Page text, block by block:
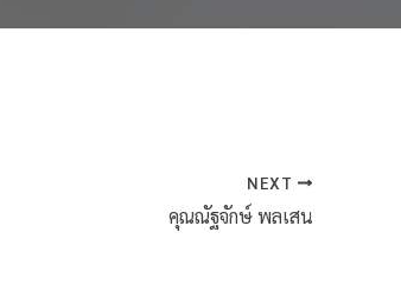
NEXT
คุณณัฐจักษ์ พลเสน